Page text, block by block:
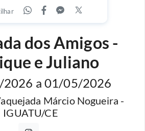
dos Amigos -
e Juliano
a 01/05/2026
Márcio Nogueira -
IGUATU/CE